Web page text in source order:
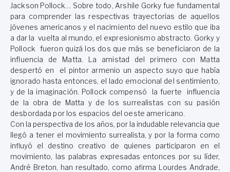
Jackson Pollock… Sobre todo, Arshile Gorky fue fundamental
para comprender las respectivas trayectorias de aquellos
jóvenes americanos y el nacimiento del nuevo estilo que iba
a dar la vuelta al mundo, el expresionismo abstracto. Gorky y
Pollock fueron quizá los dos que más se beneficiaron de la
influencia de Matta. La amistad del primero con Matta
despertó en el pintor armenio un aspecto suyo que había
ignorado hasta entonces, el lado emocional del sentimiento,
y de la imaginación. Pollock compensó la fuerte influencia
de la obra de Matta y de los surrealistas con su pasión
desbordada por los espacios del oeste americano.
Con la perspectiva de los años, por la indudable relevancia que
llegó a tener el movimiento surrealista, y por la forma como
influyó el destino creativo de quienes participaron en el
movimiento, las palabras expresadas entonces por su líder,
André Breton, han resultado, como afirma Lourdes Andrade,